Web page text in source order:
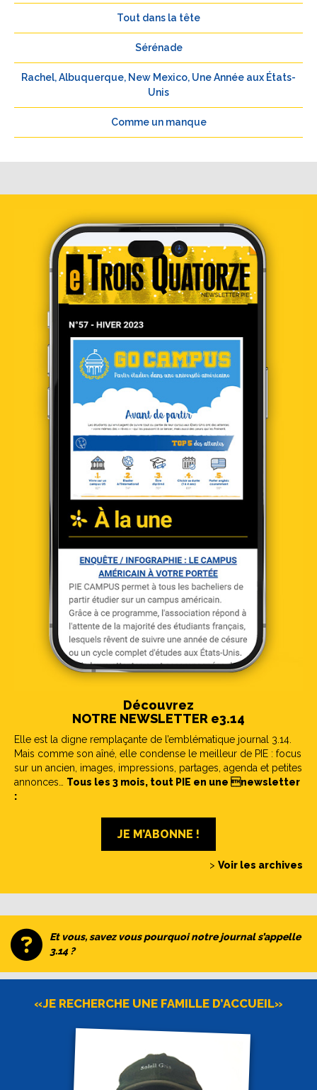
Tout dans la tête
Sérénade
Rachel, Albuquerque, New Mexico, Une Année aux États-
Unis
Comme un manque
Découvrez
NOTRE NEWSLETTER e3.14
Elle est la digne remplaçante de l’emblématique journal 3.14.
Mais comme son aîné, elle condense le meilleur de PIE : focus
sur un ancien, images, impressions, partages, agenda et petites
annonces… Tous les 3 mois, tout PIE en une newsletter
:
JE M’ABONNE !
> Voir les archives
Et vous, savez vous pourquoi notre journal s’appelle
3.14 ?
«JE RECHERCHE UNE FAMILLE D’ACCUEIL»